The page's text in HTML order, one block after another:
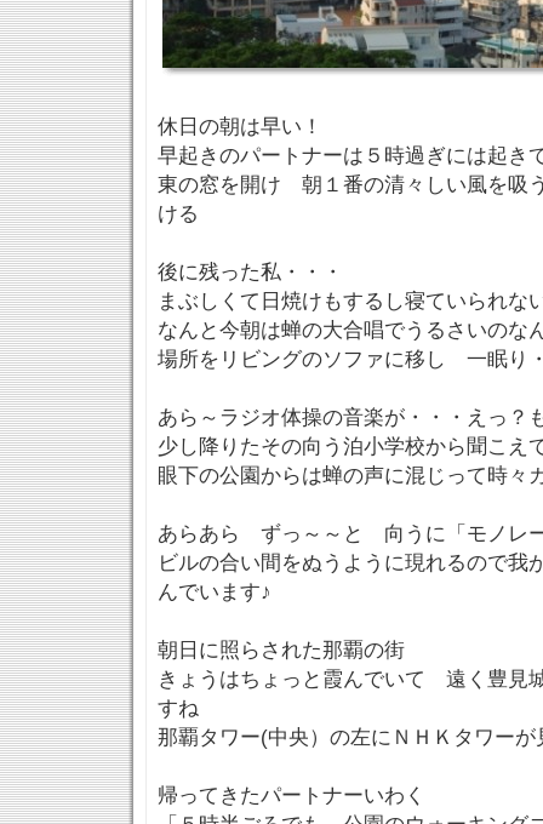
休日の朝は早い！
早起きのパートナーは５時過ぎには起き
東の窓を開け 朝１番の清々しい風を吸
ける
後に残った私・・・
まぶしくて日焼けもするし寝ていられな
なんと今朝は蝉の大合唱でうるさいのな
場所をリビングのソファに移し 一眠り
あら～ラジオ体操の音楽が・・・えっ？
少し降りたその向う泊小学校から聞こえ
眼下の公園からは蝉の声に混じって時々
あらあら ずっ～～と 向うに「モノレ
ビルの合い間をぬうように現れるので我
んでいます♪
朝日に照らされた那覇の街
きょうはちょっと霞んでいて 遠く豊見
すね
那覇タワー(中央）の左にＮＨＫタワーが
帰ってきたパートナーいわく